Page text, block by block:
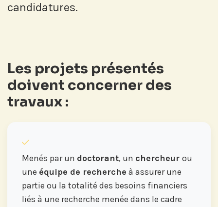
candidatures.
Les projets présentés
doivent concerner des
travaux :
Menés par un doctorant, un chercheur ou
une équipe de recherche à assurer une
partie ou la totalité des besoins financiers
liés à une recherche menée dans le cadre